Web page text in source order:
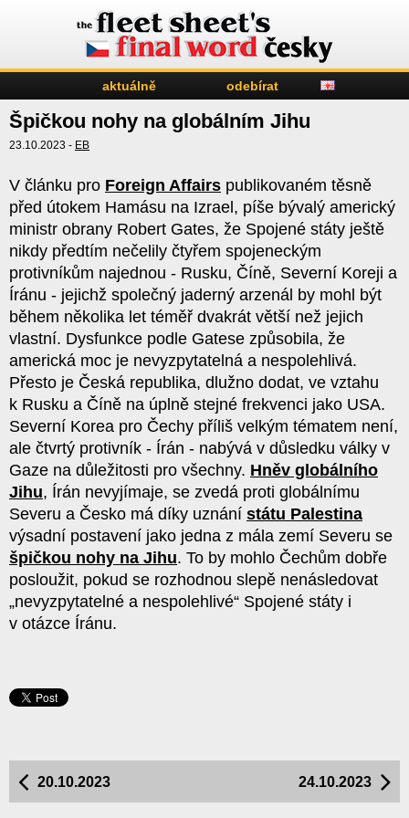
aktuálně odebírat
Špičkou nohy na globálním Jihu
23.10.2023 - EB
V článku pro Foreign Affairs publikovaném těsně
před útokem Hamásu na Izrael, píše bývalý americký
ministr obrany Robert Gates, že Spojené státy ještě
nikdy předtím nečelily čtyřem spojeneckým
protivníkům najednou - Rusku, Číně, Severní Koreji a
Íránu - jejichž společný jaderný arzenál by mohl být
během několika let téměř dvakrát větší než jejich
vlastní. Dysfunkce podle Gatese způsobila, že
americká moc je nevyzpytatelná a nespolehlivá.
Přesto je Česká republika, dlužno dodat, ve vztahu
k Rusku a Číně na úplně stejné frekvenci jako USA.
Severní Korea pro Čechy příliš velkým tématem není,
ale čtvrtý protivník - Írán - nabývá v důsledku války v
Gaze na důležitosti pro všechny. Hněv globálního
Jihu, Írán nevyjímaje, se zvedá proti globálnímu
Severu a Česko má díky uznání státu Palestina
výsadní postavení jako jedna z mála zemí Severu se
špičkou nohy na Jihu. To by mohlo Čechům dobře
posloužit, pokud se rozhodnou slepě nenásledovat
„nevyzpytatelné a nespolehlivé“ Spojené státy i
v otázce Íránu.
24.10.2023
20.10.2023